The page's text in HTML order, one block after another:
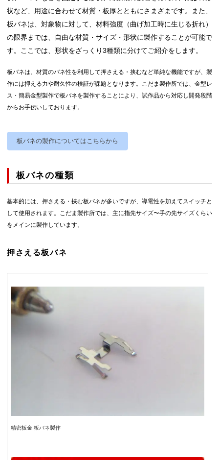
状など、用途に合わせて材質・板厚とともにさまざまです。また、
板バネは、対象物に対して、材料強度（曲げ加工時に生じる折れ）
の限界までは、自由な材質・サイズ・形状に製作することが可能で
す。ここでは、形状をざっくり3種類に分けてご紹介をします。
板バネは、材質のバネ性を利用して押さえる・挟むなど単純な機能ですが、製
作には押える力や耐久性の検証が課題となります。こだま製作所では、金型レ
ス・簡易金型製作で板バネを製作することにより、試作品から対応し開発段階
からお手伝いしております。
板バネの製作についてはこちらから
板バネの種類
基本的には、押さえる・挟む板バネが多いですが、導電性を加えてスイッチと
して使用されます。こだま製作所では、主に指先サイズ〜手の先サイズくらい
をメインに製作しています。
押さえる板バネ
精密板金 板バネ製作